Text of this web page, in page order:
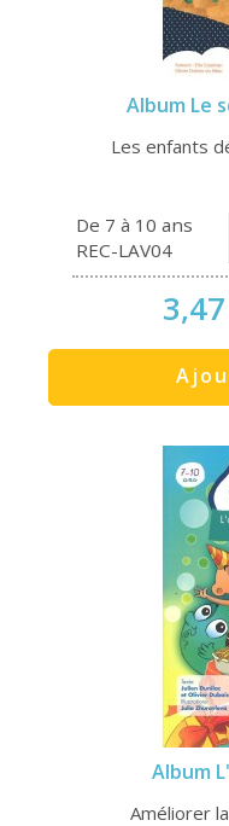
Album Le
Les enfants
De 7 à 10 ans
REC-LAV04
Album
Améliorer